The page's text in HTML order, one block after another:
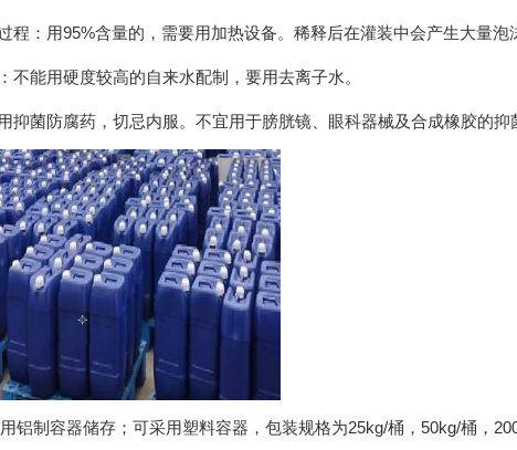
程：用95%含量的，需要用加热设备。稀释后在灌装中会产生大量泡
不能用硬度较高的自来水配制，要用去离子水。
抑菌防腐药，切忌内服。不宜用于膀胱镜、眼科器械及合成橡胶的抑
铝制容器储存；可采用塑料容器，包装规格为25kg/桶，50kg/桶，